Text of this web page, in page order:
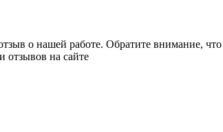
о нашей работе. Обратите внимание,
отзывов на сайте